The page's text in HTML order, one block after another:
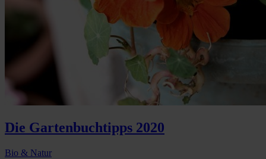
Die Gartenbuchtipps 2020
Bio & Natur